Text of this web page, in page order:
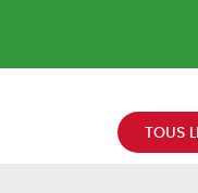
TOUS